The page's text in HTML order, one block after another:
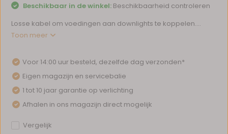
Beschikbaar in de winkel: Beschikbaarheid controleren
Losse kabel om voedingen aan downlights te koppelen....
Toon meer
Voor 14:00 uur besteld, dezelfde dag verzonden*
Eigen magazijn en servicebalie
1 tot 10 jaar garantie op verlichting
Afhalen in ons magazijn direct mogelijk
Vergelijk